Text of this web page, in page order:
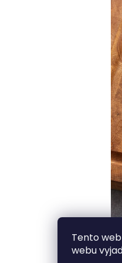
Tento
webu